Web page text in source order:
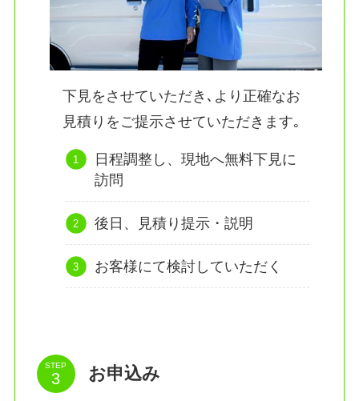
下見をさせていただき､より正確なお
見積りをご提示させていただきます｡
日程調整し、現地へ無料下見に
訪問
後日、見積り提示・説明
お客様にて検討していただく
STEP お申込み